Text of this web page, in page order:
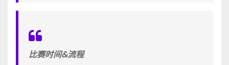
比赛时间&流程